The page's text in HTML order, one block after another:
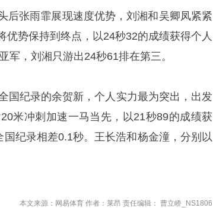
后张雨霏展现速度优势，刘湘和吴卿凤紧紧
势保持到终点，以24秒32的成绩获得个人
军，刘湘只游出24秒61排在第三。
国纪录的余贺新，个人实力最为突出，出发
米冲刺加速一马当先，以21秒89的成绩获
纪录相差0.1秒。王长浩和杨金潼，分别以
本文来源：网易体育 作者：莱昂 责任编辑： 曹立峤_NS1806